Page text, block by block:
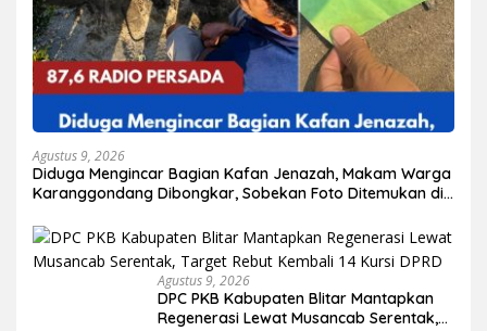
Agustus 9, 2026
Diduga Mengincar Bagian Kafan Jenazah, Makam Warga
Karanggondang Dibongkar, Sobekan Foto Ditemukan di
Agustus 9, 2026
DPC PKB Kabupaten Blitar Mantapkan
Regenerasi Lewat Musancab Serentak,